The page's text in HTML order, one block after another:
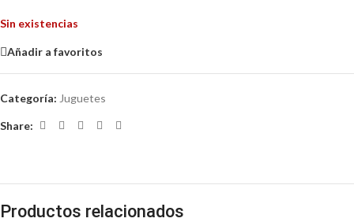
Sin existencias
Añadir a favoritos
Categoría: Juguetes
Share:
Productos relacionados